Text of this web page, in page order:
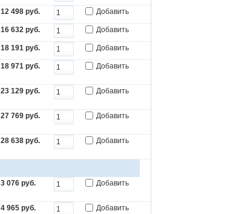
12 498 руб. Добавить
16 632 руб. Добавить
18 191 руб. Добавить
18 971 руб. Добавить
23 129 руб. Добавить
27 769 руб. Добавить
28 638 руб. Добавить
3 076 руб. Добавить
4 965 руб. Добавить